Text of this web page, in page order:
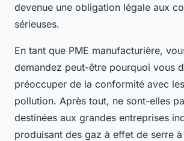
devenue une obligation légale aux
sérieuses.
En tant que PME manufacturière,
demandez peut-être pourquoi vous
préoccuper de la conformité avec
pollution. Après tout, ne sont-elles
destinées aux grandes entreprises
produisant des gaz à effet de serre